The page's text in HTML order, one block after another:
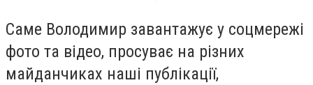
Саме Володимир завантажує у соцмережі
фото та відео, просуває на різних
майданчиках наші публікації,